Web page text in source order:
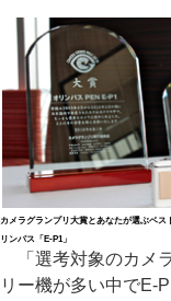
カメラグランプリ大賞とあなたが選ぶベス
リンパス「E-P1」
「選考対象のカメ
リー機が多い中でE-